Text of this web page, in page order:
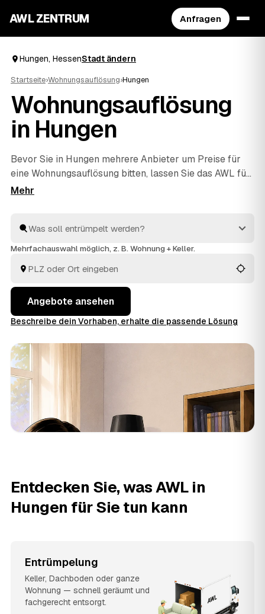
AWL ZENTRUM Anfragen
Hungen, HessenStadt ändern
Startseite›Wohnungsauflösung›Hungen
Wohnungsauflösung
in Hungen
Bevor Sie in Hungen mehrere Anbieter um Preise für
eine Wohnungsauflösung bitten, lassen Sie das AWL für
Sie übernehmen. Sie geben einmal an, was geräumt
Sie kümmern sich um die komplette Räumung, die
fachgerechte Entsorgung und die besenreine Übergabe
langes Suchen.
Mehrfachauswahl möglich, z. B. Wohnung + Keller.
Angebote ansehen
Beschreibe dein Vorhaben, erhalte die passende Lösung
Entdecken Sie, was AWL in
Hungen für Sie tun kann
Entrümpelung
Keller, Dachboden oder ganze
Wohnung — schnell geräumt und
fachgerecht entsorgt.